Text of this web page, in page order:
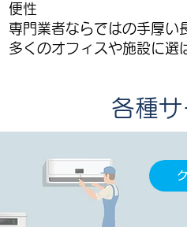
便性
専門業者ならではの手厚い
多くのオフィスや施設に選
各種サ